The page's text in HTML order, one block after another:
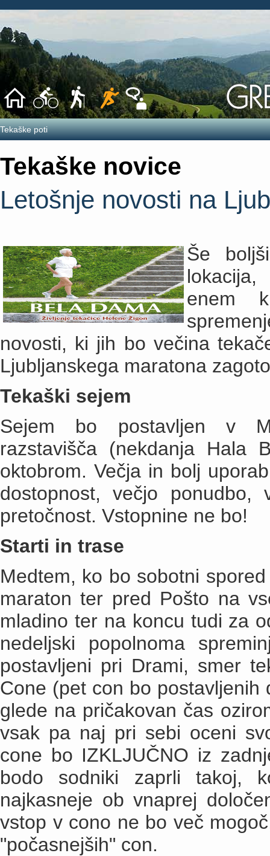
Tekaške poti
Tekaške novice
Letošnje novosti na
Še
enem
novosti, ki jih bo večina
Ljubljanskega maratona
Tekaški sejem
Sejem bo postavljen v
razstavišča (nekdanja
oktobrom. Večja in bolj
dostopnost, večjo
pretočnost. Vstopnine ne bo!
Starti in trase
Medtem, ko bo sobotni
maraton ter pred Pošto na
mladino ter na koncu tudi za
nedeljski popolnoma
postavljeni pri Drami, smer
Cone (pet con bo postavljenih
glede na pričakovan čas
vsak pa naj pri sebi oceni
cone bo IZKLJUČNO iz
bodo sodniki zaprli takoj,
najkasneje ob vnaprej
vstop v cono ne bo več
"počasnejših" con.